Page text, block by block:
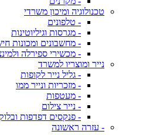
טכנולוגיה ומיכון משרדי
- טלפונים
- מגרסות וגיליוטינות
- מחשבונים ומכונות
- מכשירי ספירלה
נייר ומוצריו למשרד
- גליל נייר לקופות
- מזכריות ונייר ממו
- מעטפות
- נייר צילום
- פנקסים דפדפות
- עזרה ראשונה